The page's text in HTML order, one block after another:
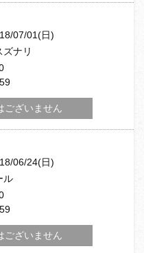
07/01(日)
ナリ
ございません
06/24(日)
ル
ございません